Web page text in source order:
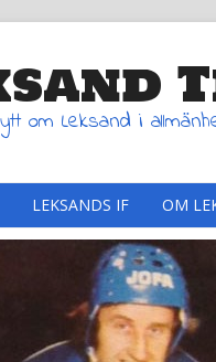
om Leksand i
LEKSANDS IF OM